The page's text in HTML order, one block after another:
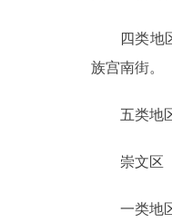
四类地区
族宫南街。
五类地区
崇文区
一类地区